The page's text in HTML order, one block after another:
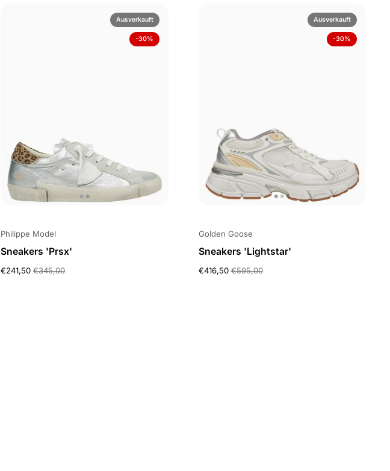
Philippe Model
Sneakers 'Prsx'
€241,50 €345,00
Ausverkauft
-30%
Golden Goose
Sneakers 'Lightstar'
€416,50 €595,00
Ausverkauft
-30%